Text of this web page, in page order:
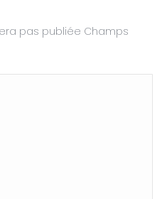
pas publiée Champs